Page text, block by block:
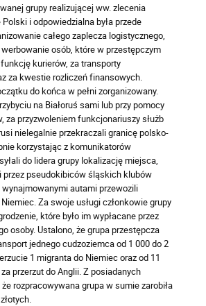
grupy realizującej ww. zlecenia
Polski i odpowiedzialna była przede
całego zaplecza logistycznego,
werbowanie osób, które w przestępczym
kurierów, za transporty
za kwestie rozliczeń finansowych.
do końca w pełni zorganizowany.
na Białoruś sami lub przy pomocy
za przyzwoleniem funkcjonariuszy służb
nielegalnie przekraczali granicę polsko-
korzystając z komunikatorów
do lidera grupy lokalizację miejsca,
przez pseudokibiców śląskich klubów
autami przewozili
Za swoje usługi członkowie grupy
które było im wypłacane przez
osoby. Ustalono, że grupa przestępcza
jednego cudzoziemca od 1 000 do 2
1 migranta do Niemiec oraz od 11
przerzut do Anglii. Z posiadanych
rozpracowywana grupa w sumie zarobiła